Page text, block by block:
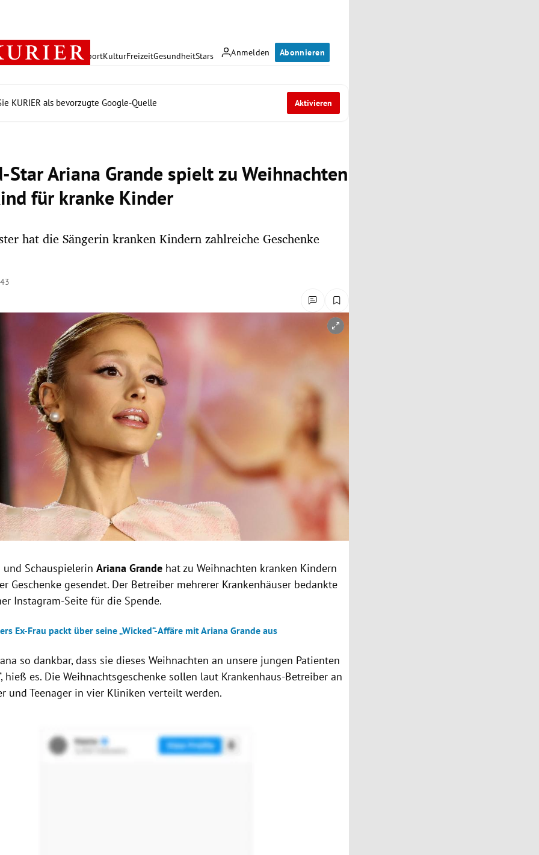
Anmelden Abonnieren
PolitikWirtschaft SportKulturFreizeitGesundheitStars
KURIER als bevorzugte Google-Quelle Aktivieren
Star Ariana Grande spielt zu Weihnachten
für kranke Kinder
hat die Sängerin kranken Kindern zahlreiche Geschenke
öffnen/schließen
und SchauspielerinAriana Grande hat zu Weihnachten kranken Kindern
Geschenke gesendet. Der Betreiber mehrerer Krankenhäuser bedankte
Instagram-Seite für die Spende.
Ex-Frau packt über seine „Wicked“-Affäre mit Ariana Grande aus
so dankbar, dass sie dieses Weihnachten an unsere jungen Patienten
hieß es. Die Weihnachtsgeschenke sollen laut Krankenhaus-Betreiber an
und Teenager in vier Kliniken verteilt werden.